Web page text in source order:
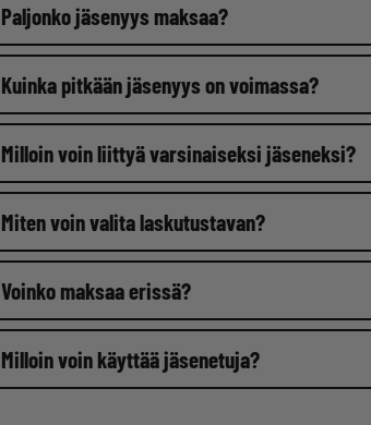
Paljonko jäsenyys maksaa?
Kuinka pitkään jäsenyys on voimassa?
Milloin voin liittyä varsinaiseksi jäseneksi?
Miten voin valita laskutustavan?
Voinko maksaa erissä?
Milloin voin käyttää jäsenetuja?